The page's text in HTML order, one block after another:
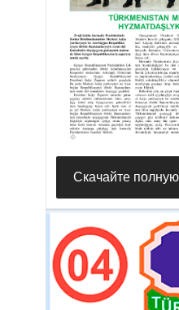
Скачайте